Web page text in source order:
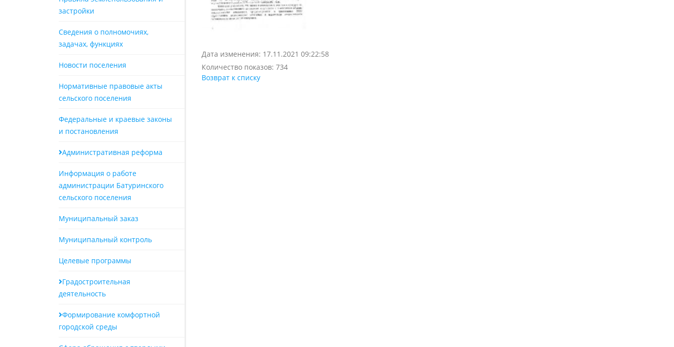
застройки
Сведения о полномочиях,
задачах, функциях
Новости поселения
Нормативные правовые акты
сельского поселения
Федеральные и краевые законы
и постановления
Административная реформа
Информация о работе
администрации Батуринского
сельского поселения
Муниципальный заказ
Муниципальный контроль
Целевые программы
Градостроительная
деятельность
Формирование комфортной
городской среды
Дата изменения: 17.11.2021 09:22:58
Количество показов: 734
Возврат к списку